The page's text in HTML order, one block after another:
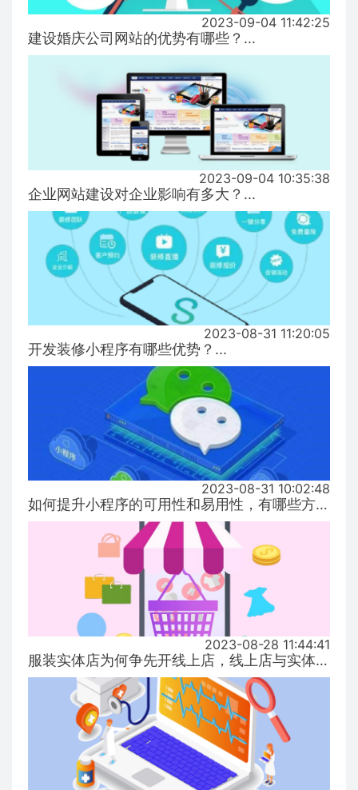
2023-09-04 11:42:25
建设婚庆公司网站的优势有哪些？...
2023-09-04 10:35:38
企业网站建设对企业影响有多大？...
2023-08-31 11:20:05
开发装修小程序有哪些优势？...
2023-08-31 10:02:48
如何提升小程序的可用性和易用性，有哪些方式！...
2023-08-28 11:44:41
服装实体店为何争先开线上店，线上店与实体店有什么区别？...